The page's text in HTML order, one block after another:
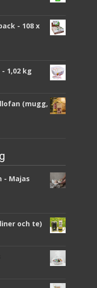
- 108 x
1,02 kg
(mugg,
- Majas
och te)